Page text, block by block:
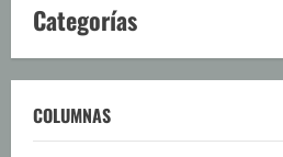
Categorías
COLUMNAS